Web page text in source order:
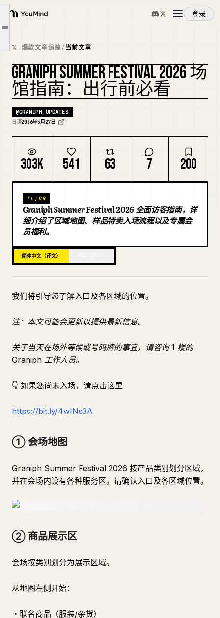
YouMind
登录
概览
使用案例
技能
提示词
定价
下载
博客
更新
文章大纲
③ 关于入口
⑤ 关于福袋
⑦ 关于会员专属“夏季祭典抽奖”
对来访者的请求
𝕏 爆款文章追踪/当前文章
复刻封面
GRANIPH SUMMER FESTIVAL 2026 场
馆指南：出行前必看
@GRANIPH_UPDATES
日语2026年5月27日
303K 541 63 7 200
TL;DR
Graniph Summer Festival 2026 全面访客指南，详
细介绍了区域地图、样品特卖入场流程以及专属会
员福利。
简体中文（译文）
我们将引导您了解入口及各区域的位置。
注：本文可能会更新以提供最新信息。
关于当天在场外等候或号码牌的事宜，请咨询 1 楼的
Graniph 工作人员。
👇 如果您尚未入场，请点击这里
https://bit.ly/4wINs3A
① 会场地图
Graniph Summer Festival 2026 按产品类别划分区域，
并在会场内设有各种服务区。请确认入口及各区域位置。
② 商品展示区
会场按类别划分为展示区域。
从地图左侧开始：
・联名商品（服装/杂货）